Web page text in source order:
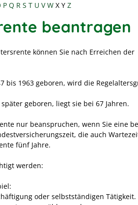
P Q R S T U V W X Y Z
beantragen
können Sie nach Erreichen der
bis 1963 geboren, wird die
geboren, liegt sie bei 67 Jahren.
nur beanspruchen, wenn Sie eine
die auch
fünf Jahre.
werden:
oder selbstständigen Tätigkeit.